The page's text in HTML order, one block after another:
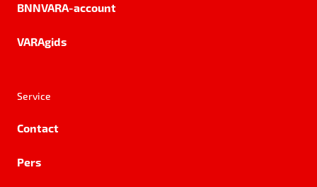
BNNVARA-account
VARAgids
Service
Contact
Pers